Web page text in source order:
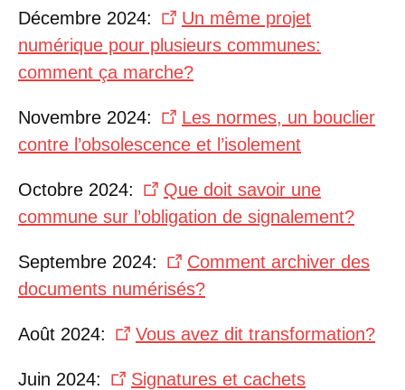
Décembre 2024:
Un même projet
numérique pour plusieurs communes:
comment ça marche?
Novembre 2024:
Les normes, un bouclier
contre l’obsolescence et l’isolement
Octobre 2024:
Que doit savoir une
commune sur l’obligation de signalement?
Septembre 2024:
Comment archiver des
documents numérisés?
Août 2024: Vous avez dit transformation?
Juin 2024:
Signatures et cachets